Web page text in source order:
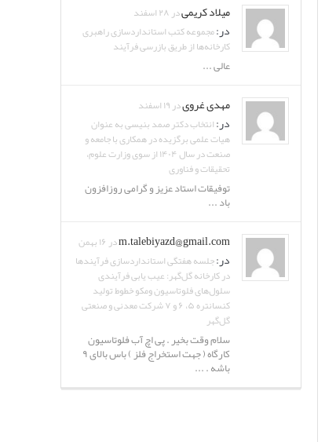
میلاد کریمیدر ۲۸ اسفند
در:مجموعه کتب استانداردسازی راهبری
کارخانه‌ها از طریق بازرسی فرآیند
عالی ...
مهدی غرویدر ۱۹ اسفند
در:انتخاب دکتر صمد بنیسی به عنوان
هیات علمی برگزیده در همکاری با جامعه و
صنعت در سال ۱۴۰۴ از سوی وزارت علوم،
تحقیقات و فناوری
توفیقات استاد عزیز و گرامی روزافزون
باد ...
m.talebiyazd@gmail.comدر ۱۶ بهمن
در:جلسه هفتگی استانداردسازی فرآیندها
در کارخانه گل‌گهر: عیب یابی فرآیندی
سلول‌های فلوتاسیون ومکو خطوط تولید
کنسانتره ۵، ۶ و ۷ شرکت معدنی و صنعتی
گل‌گهر
سلام وقت بخیر . پی اچ آب فلوتاسیون
کارگاه ( جهت استخراج فلز ) باس بالای ۹
باشه . ...